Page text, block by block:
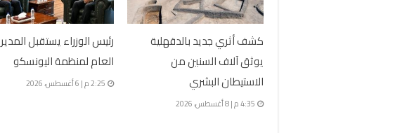
كشف أثري جديد بالدقهلية
يوثق آلاف السنين من
الاستيطان البشري
4:35 م | 8 أغسطس، 2026
رئيس الوزراء يستقبل المدير
العام لمنظمة اليونسكو
2:25 م | 6 أغسطس، 2026